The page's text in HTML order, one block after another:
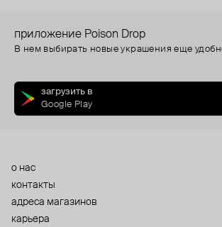
приложение Poison Drop
В нем выбирать новые украшения еще
загрузить в
Google Play
о нас
контакты
адреса магазинов
карьера